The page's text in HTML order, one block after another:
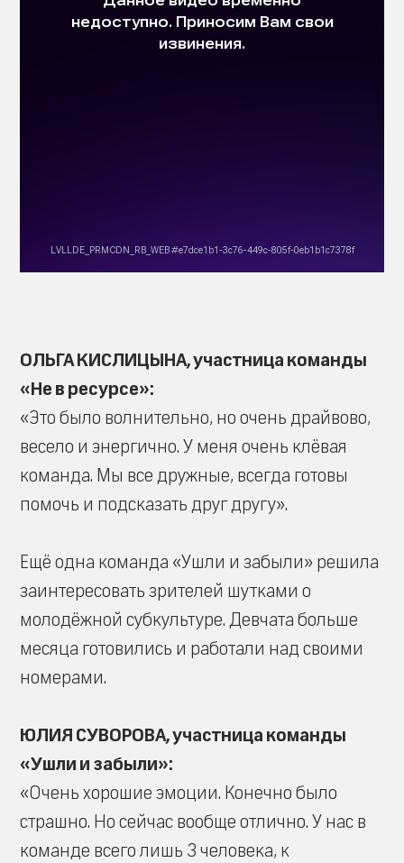
ОЛЬГА КИСЛИЦЫНА, участница команды
«Не в ресурсе»:
«Это было волнительно, но очень драйвово,
весело и энергично. У меня очень клёвая
команда. Мы все дружные, всегда готовы
помочь и подсказать друг другу».
Ещё одна команда «Ушли и забыли» решила
заинтересовать зрителей шутками о
молодёжной субкультуре. Девчата больше
месяца готовились и работали над своими
номерами.
ЮЛИЯ СУВОРОВА, участница команды
«Ушли и забыли»:
«Очень хорошие эмоции. Конечно было
страшно. Но сейчас вообще отлично. У нас в
команде всего лишь 3 человека, к